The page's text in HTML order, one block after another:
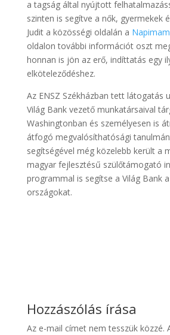
a tagság által nyújtott
szinten is segítve a nők, gyermekek
Judit a közösségi oldalán a
oldalon további információt oszt
honnan is jön az erő, indíttatás egy
elköteleződéshez.
Az ENSZ Székházban tett látogatás
Világ Bank vezető munkatársaival
Washingtonban és személyesen is
átfogó megvalósíthatósági
segítségével még közelebb került a
magyar fejlesztésű szülőtámogató
programmal is segítse a Világ Bank
országokat.
Hozzászólás írása
Az e-mail címet nem tesszük közzé.